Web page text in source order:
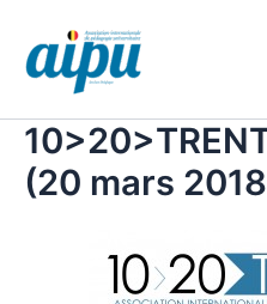
contenu
(20 mars